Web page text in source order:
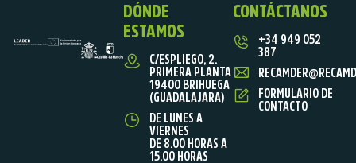
DÓNDE
ESTAMOS
C/ESPLIEGO, 2.
PRIMERA PLANTA
19400 BRIHUEGA
(GUADALAJARA)
DE LUNES A
VIERNES
DE 8.00 HORAS A
15.00 HORAS
CONTÁCTANOS
+34 949 052
387
FORMULARIO DE
CONTACTO